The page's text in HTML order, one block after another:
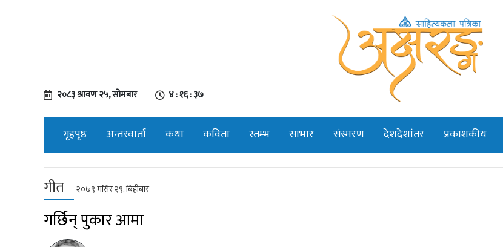
२०८३ श्रावण २५, सोमबार ४ : १६ : ३७
गृहपृष्ठ अन्तरवार्ता कथा कविता स्तम्भ साभार संस्मरण देशदेशांतर प्रकाशकीय
गीत २०७९ मंसिर २९, बिहीबार
गर्छिन् पुकार आमा